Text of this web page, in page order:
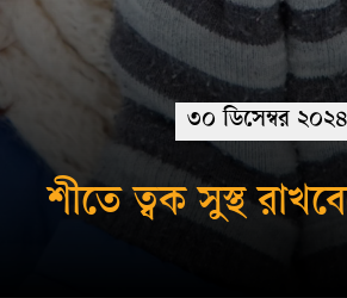
৩০ ডিসেম্বর ২০২৪
শীতে ত্বক সুস্থ